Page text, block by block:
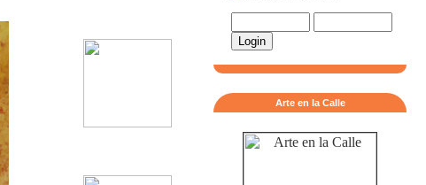
Arte en la Calle